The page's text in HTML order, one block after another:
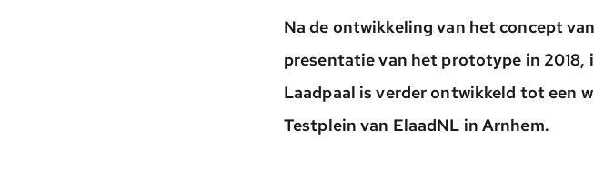
Na de ontwikkeling van het concept
presentatie van het prototype in 2018,
Laadpaal is verder ontwikkeld tot een
Testplein van ElaadNL in Arnhem.